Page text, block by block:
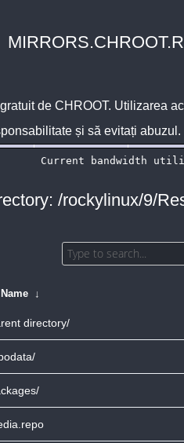
de CHROOT. Utilizarea
și să evitați abuzul.
/rockylinux/9/
↓
directory/